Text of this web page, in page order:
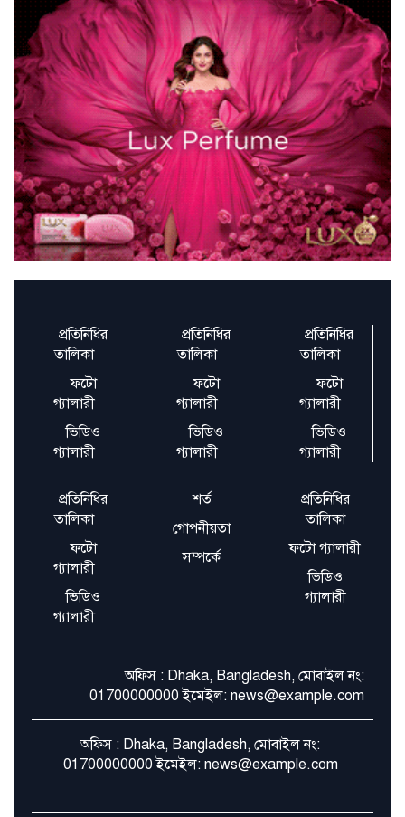
বিশ্বকাপ নিয়ে রিভালদোর সঙ্গে তর্কে জড়ালেন
নেইমার
ট্রাম্প ওয়াশিংটনে পৌঁছেছেন, প্রথম দিনেই সই
করবেন রেকর্ডসংখ্য
শরীয়তপুর সাংবাদিক সমিতির সভাপতি পলাশ,
সম্পাদক মামুন
অগ্নিকাণ্ডের ৫ দিন পর সচিবালয়ে সাংবাদিকদের
জনস্বার্থে নীতিনির্ধারণে নাগরিক মতামতের গুরুত্ব
উপজেলা গঠন
প্রতিনিধির
তালিকা
ফটো
গ্যালারী
ভিডিও
গ্যালারী
প্রতিনিধির
তালিকা
ফটো
গ্যালারী
ভিডিও
গ্যালারী
প্রতিনিধির
তালিকা
ফটো
গ্যালারী
ভিডিও
গ্যালারী
প্রতিনিধির
তালিকা
ফটো
গ্যালারী
ভিডিও
গ্যালারী
শর্ত
গোপনীয়তা
সম্পর্কে
প্রতিনিধির
তালিকা
ফটো গ্যালারী
ভিডিও
গ্যালারী
অফিস : Dhaka, Bangladesh, মোবাইল নং:
01700000000 ইমেইল: news@example.com
অফিস : Dhaka, Bangladesh, মোবাইল নং:
01700000000 ইমেইল: news@example.com